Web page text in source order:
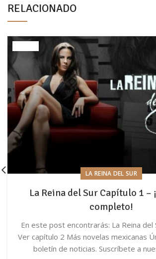
RELACIONADO
LA REINA DEL SUR
La Reina del Sur Capítulo 1 –
completo!
En este post encontrarás: La Reina del
Ver capítulo 2 Más novelas mexicanas
boletín de noticias. Suscríbete a